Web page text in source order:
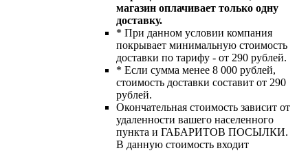
магазин оплачивает только одну
доставку.
* При данном условии компания
покрывает минимальную стоимость
доставки по тарифу - от 290 рублей.
* Если сумма менее 8 000 рублей,
стоимость доставки составит от 290
рублей.
Окончательная стоимость зависит от
удаленности вашего населенного
пункта и ГАБАРИТОВ ПОСЫЛКИ.
В данную стоимость входит